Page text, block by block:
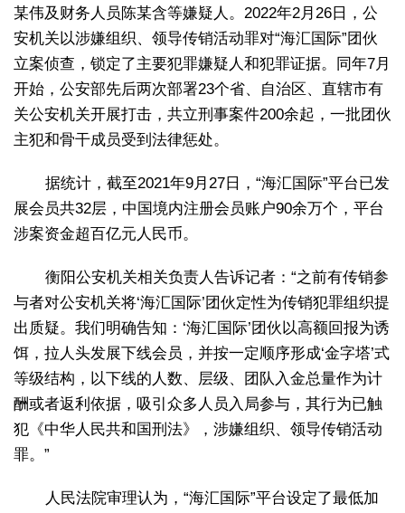
某伟及财务人员陈某含等嫌疑人。2022年2月26日，公
安机关以涉嫌组织、领导传销活动罪对“海汇国际”团伙
立案侦查，锁定了主要犯罪嫌疑人和犯罪证据。同年7月
开始，公安部先后两次部署23个省、自治区、直辖市有
关公安机关开展打击，共立刑事案件200余起，一批团伙
主犯和骨干成员受到法律惩处。
据统计，截至2021年9月27日，“海汇国际”平台已发
展会员共32层，中国境内注册会员账户90余万个，平台
涉案资金超百亿元人民币。
衡阳公安机关相关负责人告诉记者：“之前有传销参
与者对公安机关将‘海汇国际’团伙定性为传销犯罪组织提
出质疑。我们明确告知：‘海汇国际’团伙以高额回报为诱
饵，拉人头发展下线会员，并按一定顺序形成‘金字塔’式
等级结构，以下线的人数、层级、团队入金总量作为计
酬或者返利依据，吸引众多人员入局参与，其行为已触
犯《中华人民共和国刑法》，涉嫌组织、领导传销活动
罪。”
人民法院审理认为，“海汇国际”平台设定了最低加